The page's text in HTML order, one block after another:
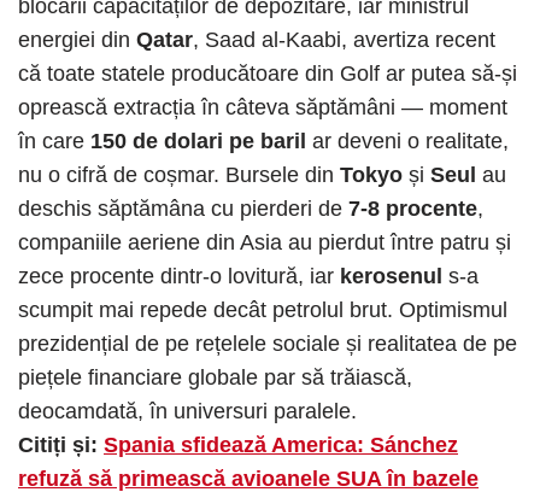
blocării capacităților de depozitare, iar ministrul
energiei din Qatar, Saad al-Kaabi, avertiza recent
că toate statele producătoare din Golf ar putea să-și
oprească extracția în câteva săptămâni — moment
în care 150 de dolari pe baril ar deveni o realitate,
nu o cifră de coșmar. Bursele din Tokyo și Seul au
deschis săptămâna cu pierderi de 7-8 procente,
companiile aeriene din Asia au pierdut între patru și
zece procente dintr-o lovitură, iar kerosenul s-a
scumpit mai repede decât petrolul brut. Optimismul
prezidențial de pe rețelele sociale și realitatea de pe
piețele financiare globale par să trăiască,
deocamdată, în universuri paralele.
Citiți și: Spania sfidează America: Sánchez
refuză să primească avioanele SUA în bazele